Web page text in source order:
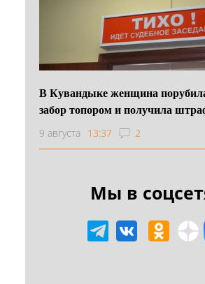
В Кувандыке женщина
забор топором и получила
9 августа 13:37 2
Мы в